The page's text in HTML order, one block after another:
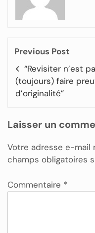
Previous Post
“Revisiter n’est
(toujours) faire
d’originalité”
Laisser un
Votre adresse e-mail
champs obligatoires
Commentaire *